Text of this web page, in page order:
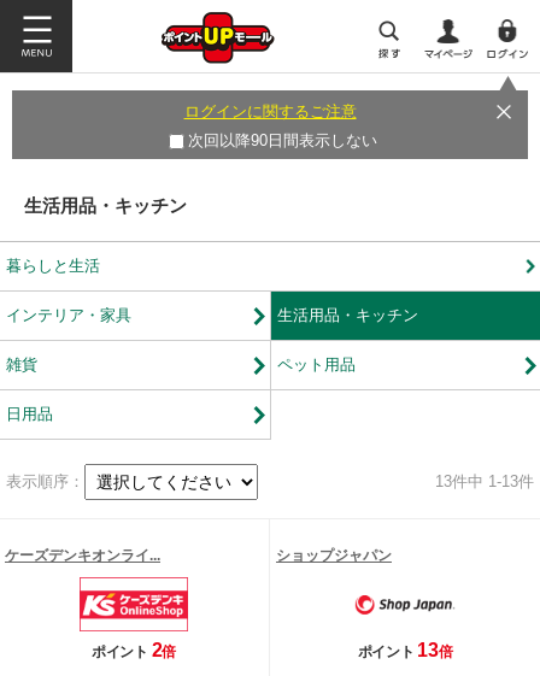
ログインに関するご注意
次回以降90日間表示しない
生活用品・キッチン
暮らしと生活
インテリア・家具 生活用品・キッチン
雑貨 ペット用品
日用品
表示順序： 13件中 1-13件
ケーズデンキオンライ...
ポイント 2倍
ショップジャパン
ポイント 13倍